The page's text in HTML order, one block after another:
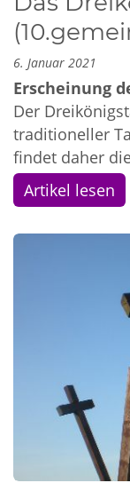
6. Januar 2021
Erscheinung
Der
traditioneller
findet daher
Artikel lesen